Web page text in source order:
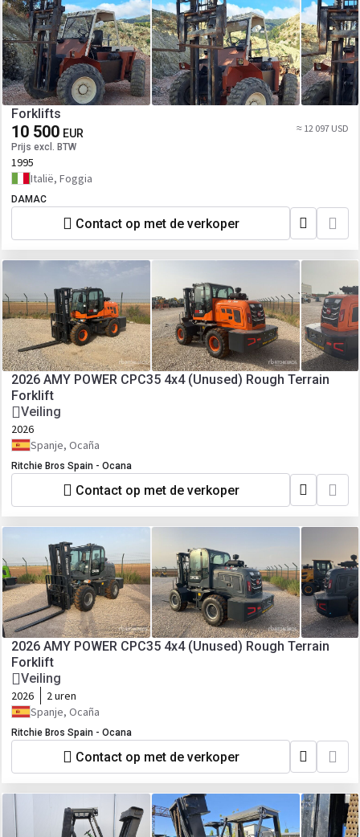
Forklifts
10 500 EUR
Prijs excl. BTW
≈ 12 097 USD
1995
Italië, Foggia
DAMAC
Contact op met de verkoper
2026 AMY POWER CPC35 4x4 (Unused) Rough Terrain
Forklift
Veiling
2026
Spanje, Ocaña
Ritchie Bros Spain - Ocana
Contact op met de verkoper
2026 AMY POWER CPC35 4x4 (Unused) Rough Terrain
Forklift
Veiling
2026
2 uren
Spanje, Ocaña
Ritchie Bros Spain - Ocana
Contact op met de verkoper